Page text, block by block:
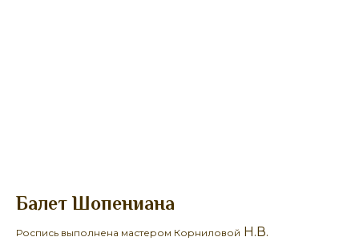
Балет Шопениана
Роспись выполнена мастером Корниловой Н.В.